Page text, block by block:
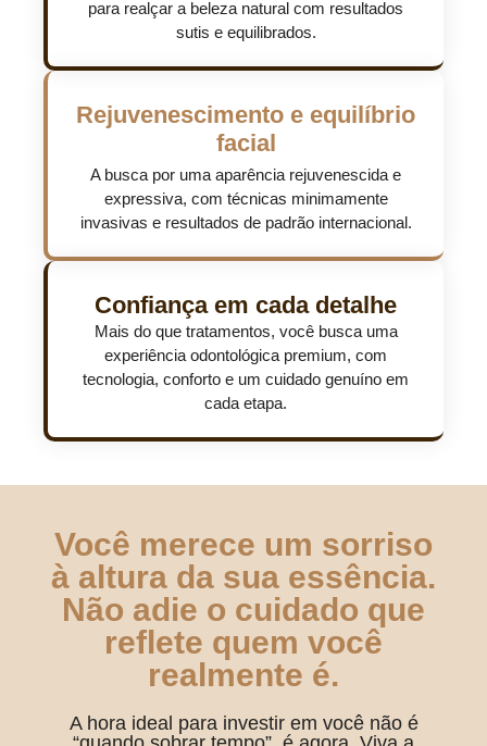
para realçar a beleza natural com resultados
sutis e equilibrados.
Rejuvenescimento e equilíbrio
facial
A busca por uma aparência rejuvenescida e
expressiva, com técnicas minimamente
invasivas e resultados de padrão internacional.
Confiança em cada detalhe
Mais do que tratamentos, você busca uma
experiência odontológica premium, com
tecnologia, conforto e um cuidado genuíno em
cada etapa.
Você merece um sorriso
à altura da sua essência.
Não adie o cuidado que
reflete quem você
realmente é.
A hora ideal para investir em você não é